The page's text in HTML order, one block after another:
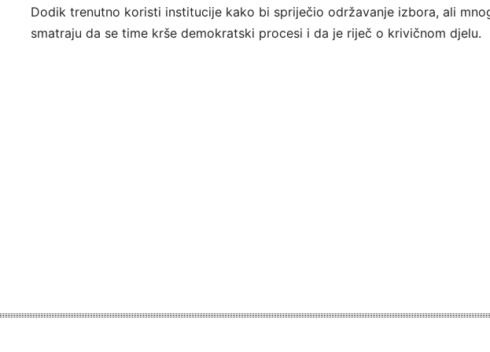
Dodik trenutno koristi institucije kako bi spriječio održavanje izbora, ali
smatraju da se time krše demokratski procesi i da je riječ o krivičnom djelu.